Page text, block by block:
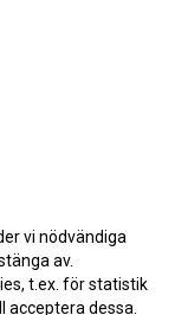
vi nödvändiga
av.
t.ex. för statistik
acceptera dessa.